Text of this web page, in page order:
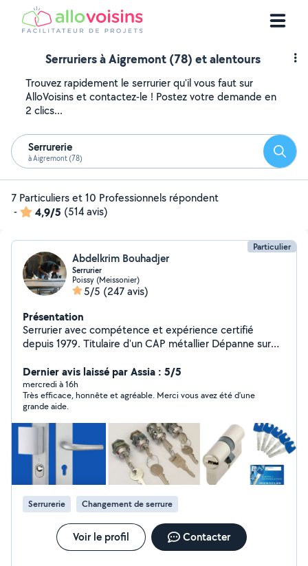
Serruriers à Aigremont (78) et alentours
Trouvez rapidement le serrurier qu'il vous faut sur
AlloVoisins et contactez-le ! Postez votre demande en
2 clics...
Serrurerie
à Aigremont (78)
7 Particuliers et 10 Professionnels répondent
-
4,9/5 (514 avis)
Particulier
Abdelkrim Bouhadjer
Serrurier
Poissy (Meissonier)
5/5 (247 avis)
Présentation
Serrurier avec compétence et expérience certifié
depuis 1979. Titulaire d'un CAP métallier Dépanne sur
où verrouillée. Intervient également : sur portes et
fenêtres en aluminium , PVC, bois et métalliques.
N'hésitez pas à me contacter si besoin.
Dernier avis laissé par Assia : 5/5
mercredi à 16h
Très efficace, honnête et agréable. Merci vous avez été d’une
grande aide.
Serrurerie Changement de serrure
Voir le profil Contacter